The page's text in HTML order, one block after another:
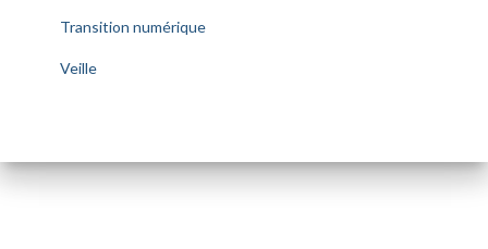
Transition numérique
Veille